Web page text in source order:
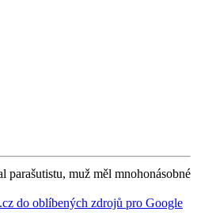
parašutistu, muž měl mnohonásobné
do oblíbených zdrojů pro Google